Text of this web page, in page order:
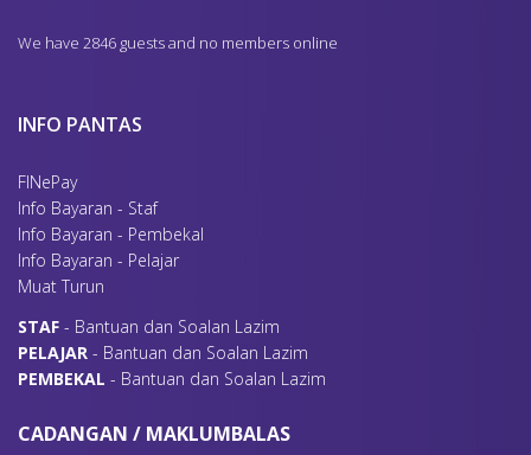
We have 2846 guests and no members online
INFO PANTAS
FINePay
Info Bayaran - Staf
Info Bayaran - Pembekal
Info Bayaran - Pelajar
Muat Turun
STAF - Bantuan dan Soalan Lazim
PELAJAR - Bantuan dan Soalan Lazim
PEMBEKAL - Bantuan dan Soalan Lazim
CADANGAN / MAKLUMBALAS